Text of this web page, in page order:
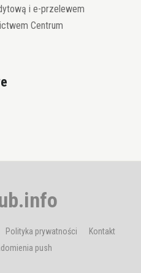
i e-przelewem
Centrum
Polityka prywatności
Kontakt
push